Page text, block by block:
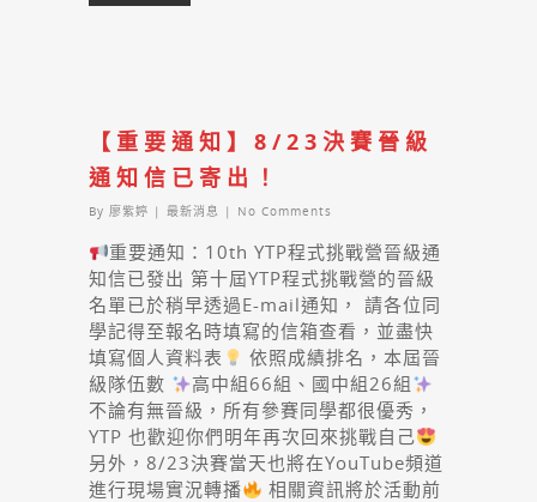
【重要通知】8/23決賽晉級
通知信已寄出！
By 廖紫婷 | 最新消息 | No Comments
重要通知：10th YTP程式挑戰營晉級通
知信已發出 第十屆YTP程式挑戰營的晉級
名單已於稍早透過E-mail通知， 請各位同
學記得至報名時填寫的信箱查看，並盡快
填寫個人資料表
依照成績排名，本屆晉
級隊伍數
高中組66組、國中組26組
不論有無晉級，所有參賽同學都很優秀，
YTP 也歡迎你們明年再次回來挑戰自己
另外，8/23決賽當天也將在YouTube頻道
進行現場實況轉播
相關資訊將於活動前